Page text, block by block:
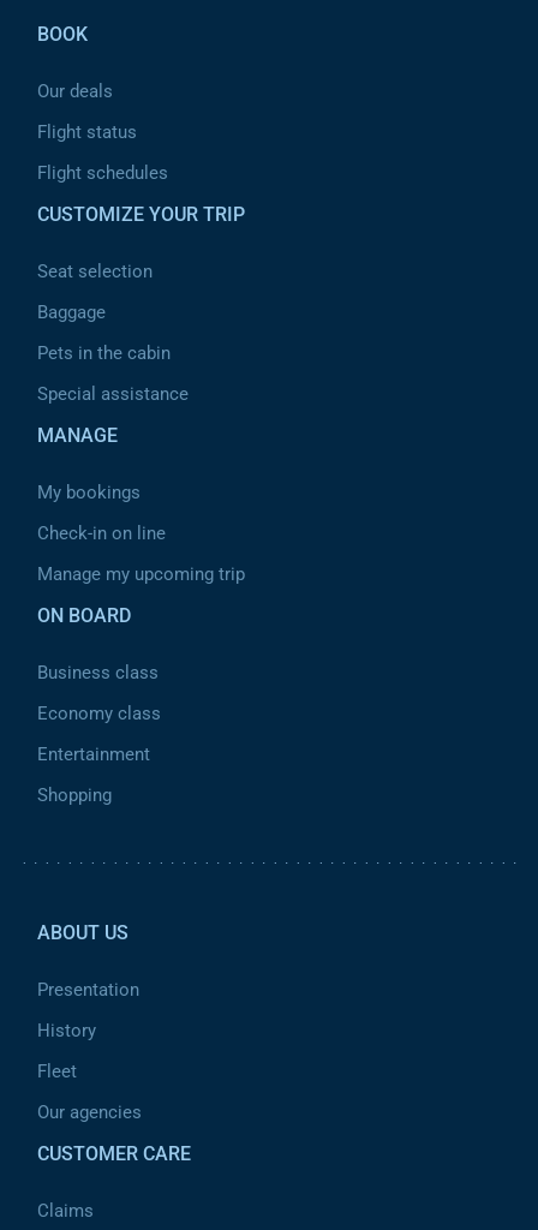
BOOK
Our deals
Flight status
Flight schedules
CUSTOMIZE YOUR TRIP
Seat selection
Baggage
Pets in the cabin
Special assistance
MANAGE
My bookings
Check-in on line
Manage my upcoming trip
ON BOARD
Business class
Economy class
Entertainment
Shopping
ABOUT US
Presentation
History
Fleet
Our agencies
CUSTOMER CARE
Claims